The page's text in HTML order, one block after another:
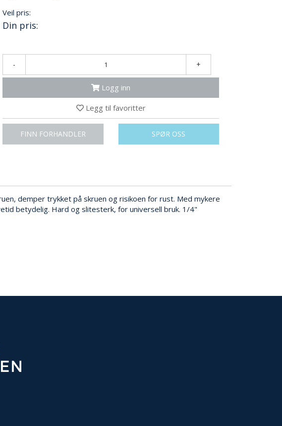
Veil pris:
Din pris:
- +
Logg inn
Legg til favoritter
FINN FORHANDLER SPØR OSS
demper trykket på skruen og risikoen for rust. Med mykere
betydelig. Hard og slitesterk, for universell bruk. 1/4"